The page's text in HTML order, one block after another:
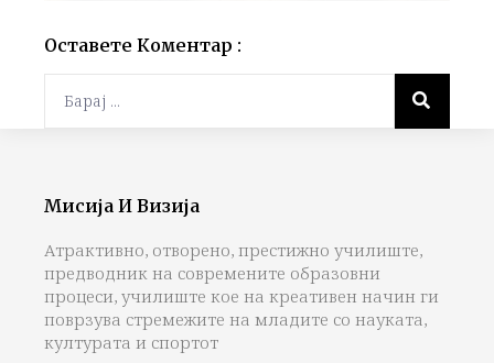
Оставете Коментар :
Мисија И Визија
Атрактивно, отворено, престижно училиште,
предводник на современите образовни
процеси, училиште кое на креативен начин ги
поврзува стремежите на младите со науката,
културата и спортот